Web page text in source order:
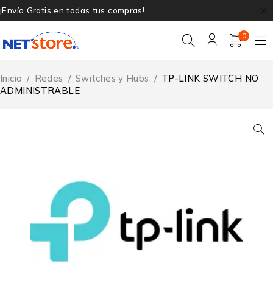
¡Envío Gratis en todas tus compras!
0
Inicio / Redes / Switches y Hubs / TP-LINK SWITCH NO
ADMINISTRABLE